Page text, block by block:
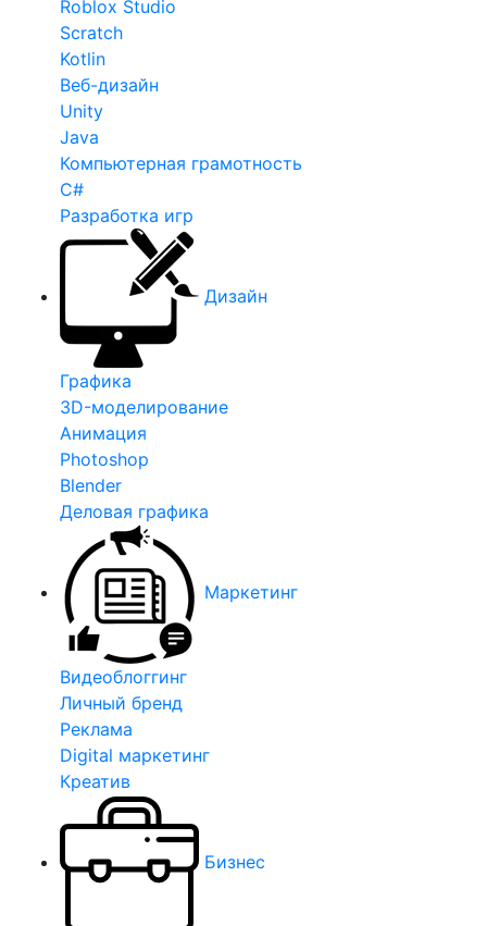
Roblox Studio
Scratch
Kotlin
Веб-дизайн
Unity
Java
Компьютерная грамотность
C#
Разработка игр
Дизайн
Графика
3D-моделирование
Анимация
Photoshop
Blender
Деловая графика
Маркетинг
Видеоблоггинг
Личный бренд
Реклама
Digital маркетинг
Креатив
Бизнес